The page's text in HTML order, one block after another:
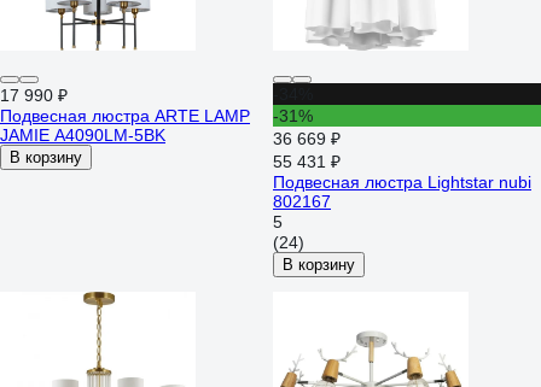
17 990 ₽
Подвесная люстра ARTE LAMP
JAMIE A4090LM-5BK
В корзину
-31%
36 669 ₽
55 431 ₽
Подвесная люстра Lightstar nubi
802167
5
(24)
В корзину